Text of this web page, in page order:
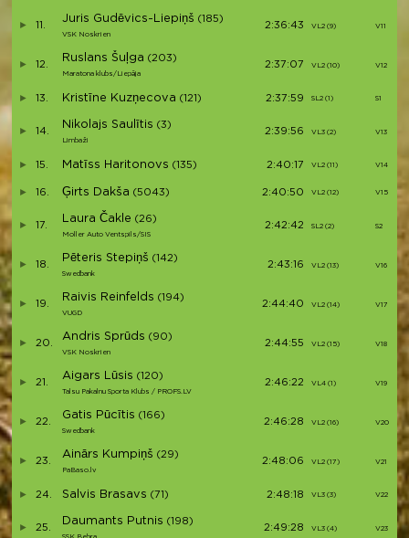
11.
Juris Gudēvics-Liepiņš (185)
VSK Noskrien
2:36:43 VL2 (9) V11
12.
Ruslans Šuļga (203)
Maratona klubs/Liepāja
2:37:07 VL2 (10) V12
13. Kristīne Kuzņecova (121) 2:37:59 SL2 (1) S1
14.
Nikolajs Saulītis (3)
Limbaži
2:39:56 VL3 (2) V13
15. Matīss Haritonovs (135) 2:40:17 VL2 (11) V14
16. Ģirts Dakša (5043) 2:40:50 VL2 (12) V15
17.
Laura Čakle (26)
Moller Auto Ventspils/SIS
2:42:42 SL2 (2) S2
18.
Pēteris Stepiņš (142)
Swedbank
2:43:16 VL2 (13) V16
19.
Raivis Reinfelds (194)
VUGD
2:44:40 VL2 (14) V17
20.
Andris Sprūds (90)
VSK Noskrien
2:44:55 VL2 (15) V18
21.
Aigars Lūsis (120)
Talsu Pakalnu Sporta Klubs / PROFS.LV
2:46:22 VL4 (1) V19
22.
Gatis Pūcītis (166)
Swedbank
2:46:28 VL2 (16) V20
23.
Ainārs Kumpiņš (29)
PaBaso.lv
2:48:06 VL2 (17) V21
24. Salvis Brasavs (71) 2:48:18 VL3 (3) V22
25.
Daumants Putnis (198)
2:49:28 VL3 (4) V23